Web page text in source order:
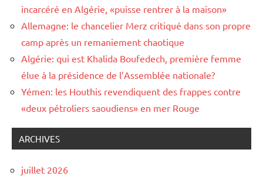
incarcéré en Algérie, «puisse rentrer à la maison»
Allemagne: le chancelier Merz critiqué dans son propre
camp après un remaniement chaotique
Algérie: qui est Khalida Boufedech, première femme
élue à la présidence de l’Assemblée nationale?
Yémen: les Houthis revendiquent des frappes contre
«deux pétroliers saoudiens» en mer Rouge
ARCHIVES
juillet 2026